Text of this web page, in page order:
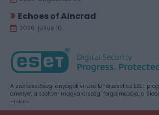
Echoes of Aincrad
2026. július 10.
A szerkesztőségi anyagok vírusellenőrzését az ESET
amelyet a szoftver magyarországi forgalmazója, a
Hirdetés